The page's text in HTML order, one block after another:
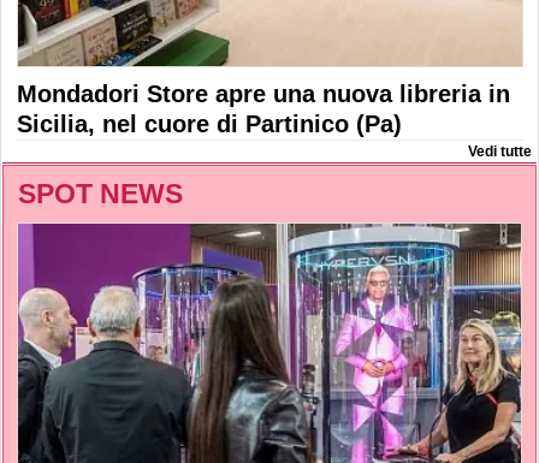
Mondadori Store apre una nuova libreria in
Sicilia, nel cuore di Partinico (Pa)
Vedi tutte
SPOT NEWS